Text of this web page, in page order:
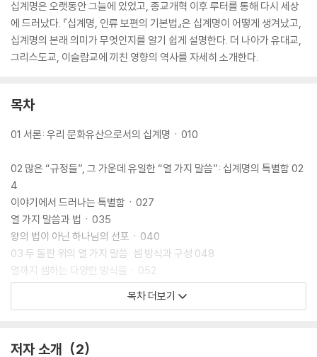
십계명은 오랫동안 그늘에 있었고, 종교개혁 이후 루터를 통해 다시 세상
에 드러났다. 『십계명, 인류 보편의 기본법』은 십계명이 어떻게 생겨났고,
십계명의 본래 의미가 무엇인지를 알기 쉽게 설명한다. 더 나아가 유대교,
그리스도교, 이슬람교에 끼친 영향의 역사를 자세히 소개한다.
목차
01 서론: 우리 문화유산으로서의 십계명ㆍ010
02 많은 “규정들”, 그 가운데 유일한 “열 가지 말씀”: 십계명의 특별함 02
4
이야기에서 드러나는 특별함ㆍ027
열 가지 말씀과 법ㆍ035
왕의 법이 아닌 하나님의 선포ㆍ040
03 두 돌판 위의 열 가지 말씀: 셈 방식과 구성 048
열까지 셈하는 다양한 방식들ㆍ052
출애굽기 20장: 하나님 그리고 이웃과의 관계를 통한 자유의 보전ㆍ064
신명기 5장: 안식일, 매주 휴일에 담긴 해방의 기념ㆍ066
목차 더보기
저자 소개 2